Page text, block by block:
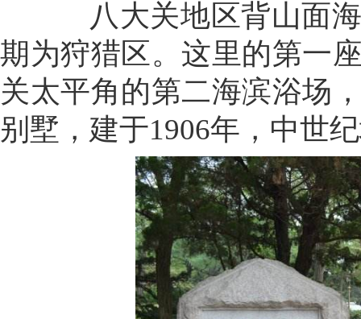
八大关地区背山面海
期为狩猎区。这里的第一
关太平角的第二海滨浴场
别墅，建于1906年，中世